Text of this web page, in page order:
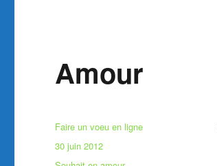
Amour
Auteur
Faire un voeu en ligne
Publié
le
30 juin 2012